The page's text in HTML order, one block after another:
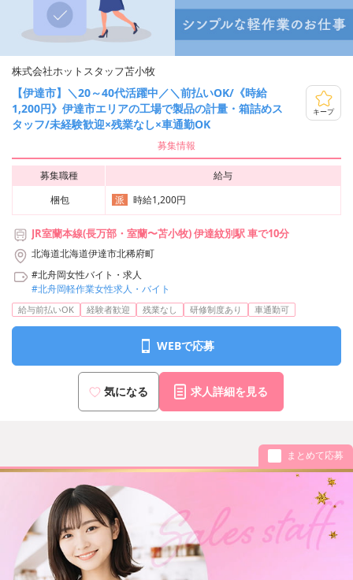
株式会社ホットスタッフ苫小牧
【伊達市】＼20～40代活躍中／＼前払いOK/《時給
1,200円》伊達市エリアの工場で製品の計量・箱詰めス
タッフ/未経験歓迎×残業なし×車通勤OK
キープ
募集情報
募集職種
給与
梱包
派 時給1,200円
JR室蘭本線(長万部・室蘭〜苫小牧) 伊達紋別駅 車で10分
北海道北海道伊達市北稀府町
#北舟岡女性バイト・求人
#北舟岡軽作業女性求人・バイト
給与前払いOK 経験者歓迎 残業なし 研修制度あり 車通勤可
WEBで応募
気になる 求人詳細を見る
まとめて応募